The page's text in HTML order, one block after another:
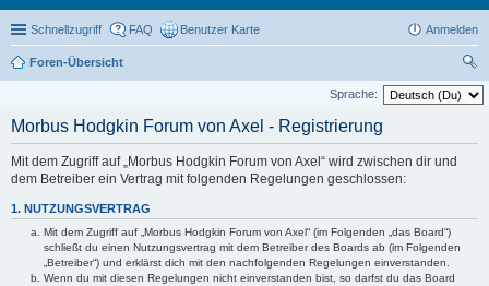
Schnellzugriff FAQ Benutzer Karte Anmelden
Foren-Übersicht
uc
Sprache:
Morbus Hodgkin Forum von Axel - Registrierung
Mit dem Zugriff auf „Morbus Hodgkin Forum von Axel“ wird zwischen dir und
dem Betreiber ein Vertrag mit folgenden Regelungen geschlossen:
1. NUTZUNGSVERTRAG
Mit dem Zugriff auf „Morbus Hodgkin Forum von Axel“ (im Folgenden „das Board“)
schließt du einen Nutzungsvertrag mit dem Betreiber des Boards ab (im Folgenden
„Betreiber“) und erklärst dich mit den nachfolgenden Regelungen einverstanden.
Wenn du mit diesen Regelungen nicht einverstanden bist, so darfst du das Board